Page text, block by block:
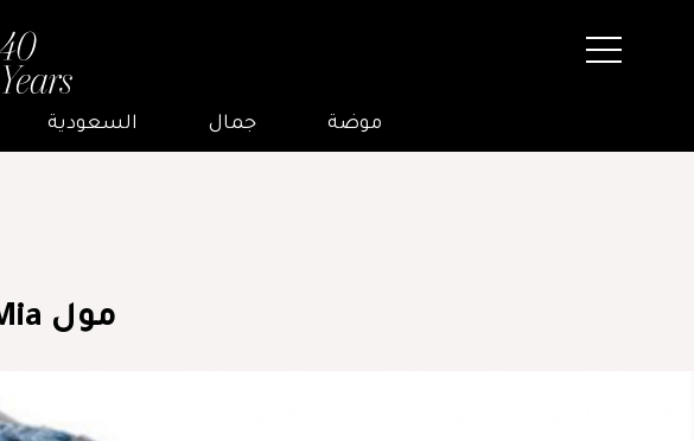
موضة جمال السعودية
مول Mia من Alberta Ferretti